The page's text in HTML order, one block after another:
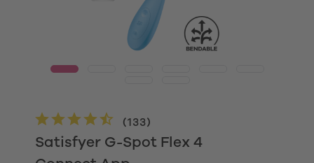
Satisfyer G-Spot Flex 4
(133)